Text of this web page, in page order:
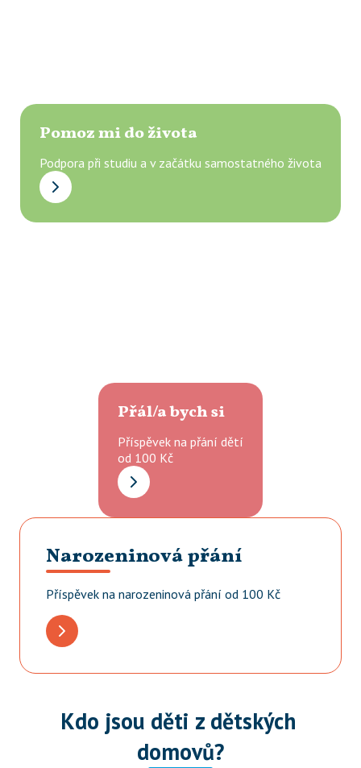
Pomoz mi do života
Podpora při studiu a v začátku samostatného života
Přál/a bych si
Příspěvek na přání dětí
od 100 Kč
Narozeninová přání
Příspěvek na narozeninová přání od 100 Kč
Kdo jsou děti z dětských
domovů?